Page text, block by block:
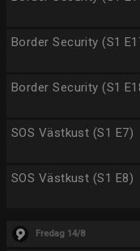
Border Security (S1
Border Security (S1
SOS Västkust (S1 E7)
SOS Västkust (S1 E8)
Fredag 14/8